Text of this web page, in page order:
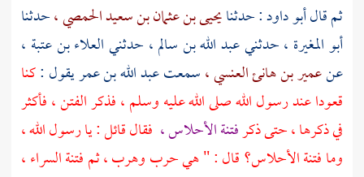
ثم قالأبو داود :حدثنايحيى بن عثمان بن سعيد الحمصي ،حدثنا
أبو المغيرة ،حدثنيعبد الله بن سالم ، حدثنيالعلاء بن عتبة ،
عنعمير بن هانئ العنسي ،سمعتعبد الله بن عمريقول :كنا
قعودا عند رسول الله صلى الله عليه وسلم ، فذكر الفتن ، فأكثر
في ذكرها ، حتى ذكرفتنة الأحلاس ، فقال قائل : يا رسول الله ،
وما فتنة الأحلاس؟ قال : " هي حرب وهرب ، ثم فتنة السراء ،